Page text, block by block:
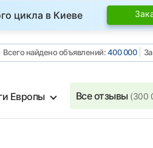
цикла в Киеве
Всего найдено объявлений:400 000
Европы Все отзывы (300